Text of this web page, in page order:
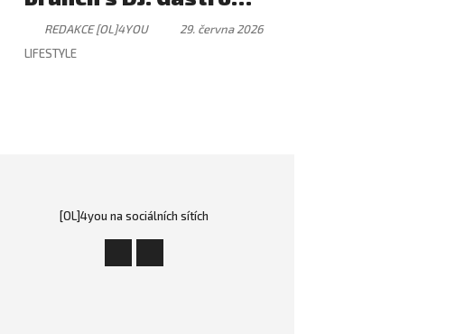
zážitek, který má svůj
rytmus
REDAKCE [OL]4YOU
29. června 2026
LIFESTYLE
[OL]4you na sociálních sítích